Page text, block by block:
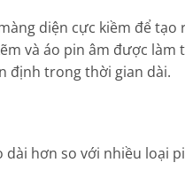
diện cực kiềm để
và áo pin âm được làm
định trong thời gian dài.
hơn so với nhiều loại